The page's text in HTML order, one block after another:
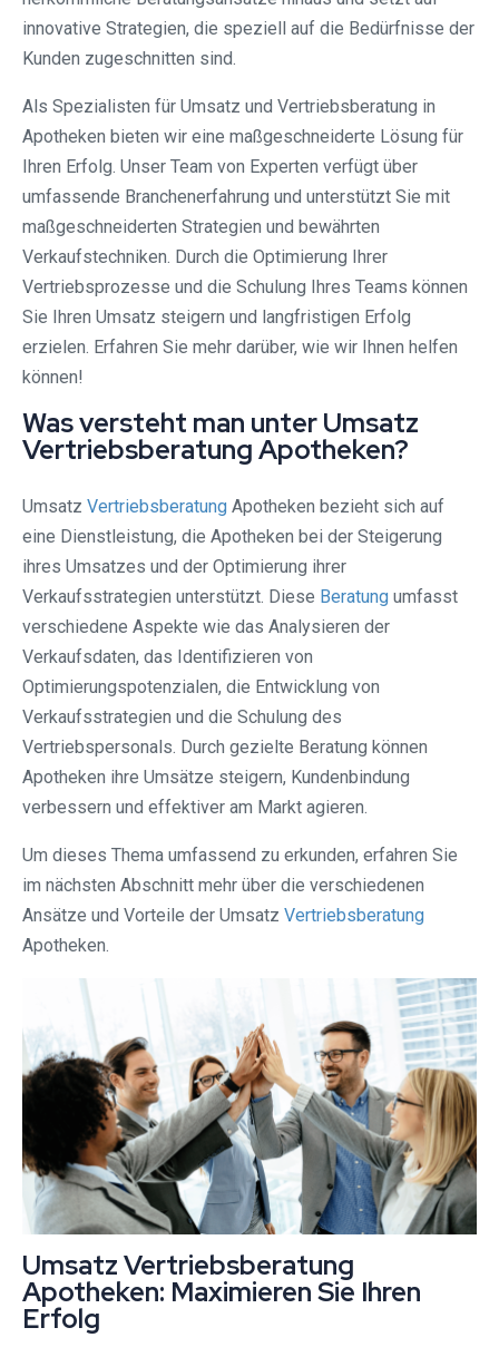
innovative Strategien, die speziell auf die Bedürfnisse der
Kunden zugeschnitten sind.
Als Spezialisten für Umsatz und Vertriebsberatung in
Apotheken bieten wir eine maßgeschneiderte Lösung für
Ihren Erfolg. Unser Team von Experten verfügt über
umfassende Branchenerfahrung und unterstützt Sie mit
maßgeschneiderten Strategien und bewährten
Verkaufstechniken. Durch die Optimierung Ihrer
Vertriebsprozesse und die Schulung Ihres Teams können
Sie Ihren Umsatz steigern und langfristigen Erfolg
erzielen. Erfahren Sie mehr darüber, wie wir Ihnen helfen
können!
Was versteht man unter Umsatz
Vertriebsberatung Apotheken?
Umsatz Vertriebsberatung Apotheken bezieht sich auf
eine Dienstleistung, die Apotheken bei der Steigerung
ihres Umsatzes und der Optimierung ihrer
Verkaufsstrategien unterstützt. Diese Beratung umfasst
verschiedene Aspekte wie das Analysieren der
Verkaufsdaten, das Identifizieren von
Optimierungspotenzialen, die Entwicklung von
Verkaufsstrategien und die Schulung des
Vertriebspersonals. Durch gezielte Beratung können
Apotheken ihre Umsätze steigern, Kundenbindung
verbessern und effektiver am Markt agieren.
Um dieses Thema umfassend zu erkunden, erfahren Sie
im nächsten Abschnitt mehr über die verschiedenen
Ansätze und Vorteile der Umsatz Vertriebsberatung
Apotheken.
Umsatz Vertriebsberatung
Apotheken: Maximieren Sie Ihren
Erfolg